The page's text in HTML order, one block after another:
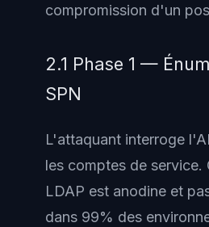
compromission d'un
2.1 Phase 1 —
SPN
L'attaquant interroge
les comptes de service.
LDAP est anodine et
dans 99% des